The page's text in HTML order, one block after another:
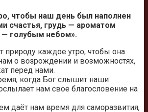
чтобы наш день был наполнен
счастья, грудь — ароматом
— голубым небом».
природу каждое утро, чтобы она
о возрождении и возможностях,
перед нами.
когда Бог слышит наши
нам свое благословение на
даёт нам время для саморазвития,